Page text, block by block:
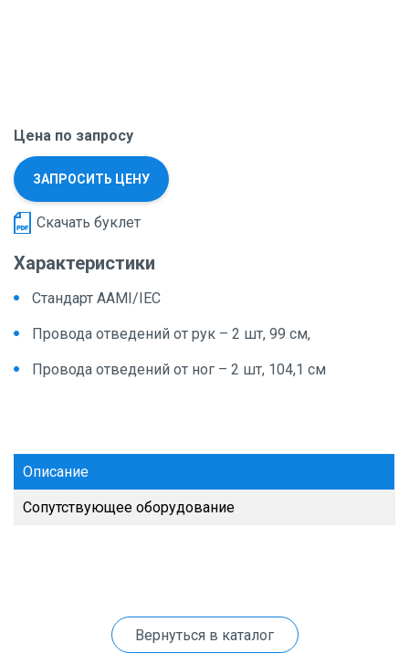
Цена по запросу
ЗАПРОСИТЬ ЦЕНУ
Скачать буклет
Характеристики
Стандарт AAMI/IEC
Провода отведений от рук – 2 шт, 99 см,
Провода отведений от ног – 2 шт, 104,1 см
Описание
Сопутствующее оборудование
Вернуться в каталог